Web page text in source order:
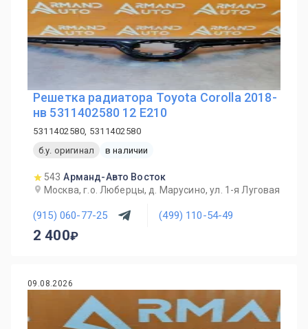
Решетка радиатора Toyota Corolla 2018-
нв 5311402580 12 E210
5311402580, 5311402580
б.у. оригинал
в наличии
543 Арманд-Авто Восток
Москва, г.о. Люберцы, д. Марусино, ул. 1-я Луговая
(915) 060-77-25 (499) 110-54-49
2 400
09.08.2026